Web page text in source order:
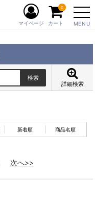
MENU
マイページ カート
0
詳細検索
新着順 商品名順
次へ>>